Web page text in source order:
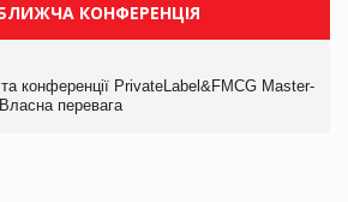
КОНФЕРЕНЦІЯ
конференції PrivateLabel&FMCG Master-
перевага